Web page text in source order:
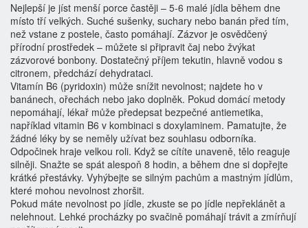
Nejlepší je jíst menší porce častěji – 5‑6 malé jídla během dne
místo tří velkých. Suché sušenky, suchary nebo banán před tím,
než vstane z postele, často pomáhají. Zázvor je osvědčený
přírodní prostředek – můžete si připravit čaj nebo žvýkat
zázvorové bonbony. Dostatečný příjem tekutin, hlavně vodou s
citronem, předchází dehydrataci.
Vitamín B6 (pyridoxin) může snížit nevolnost; najdete ho v
banánech, ořechách nebo jako doplněk. Pokud domácí metody
nepomáhají, lékař může předepsat bezpečné antiemetika,
například vitamin B6 v kombinaci s doxylaminem. Pamatujte, že
žádné léky by se neměly užívat bez souhlasu odborníka.
Odpočinek hraje velkou roli. Když se cítíte unaveně, tělo reaguje
silněji. Snažte se spát alespoň 8 hodin, a během dne si dopřejte
krátké přestávky. Vyhýbejte se silným pachům a mastným jídlům,
které mohou nevolnost zhoršit.
Pokud máte nevolnost po jídle, zkuste se po jídle nepřeklánět a
nelehnout. Lehké procházky po svačině pomáhají trávit a zmírňují